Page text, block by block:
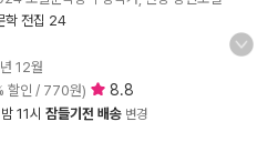
학 전집 24
12월
할인 / 770원) 8.8
11시 잠들기전 배송 변경